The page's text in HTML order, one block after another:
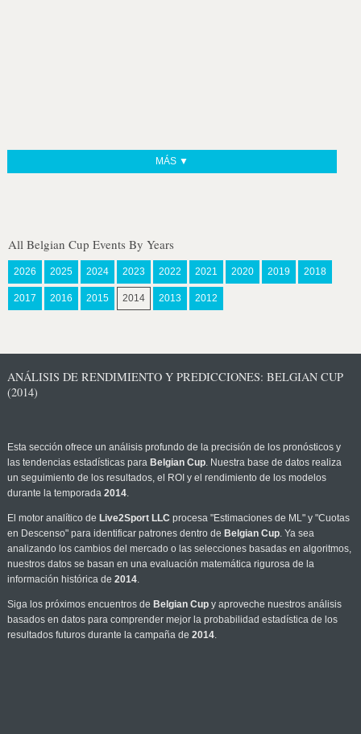
MÁS ▼
All Belgian Cup Events By Years
2026 2025 2024 2023 2022 2021 2020 2019 2018
2017 2016 2015 2014 2013 2012
ANÁLISIS DE RENDIMIENTO Y PREDICCIONES: BELGIAN CUP
(2014)
Esta sección ofrece un análisis profundo de la precisión de los pronósticos y
las tendencias estadísticas para Belgian Cup. Nuestra base de datos realiza
un seguimiento de los resultados, el ROI y el rendimiento de los modelos
durante la temporada 2014.
El motor analítico de Live2Sport LLC procesa "Estimaciones de ML" y "Cuotas
en Descenso" para identificar patrones dentro de Belgian Cup. Ya sea
analizando los cambios del mercado o las selecciones basadas en algoritmos,
nuestros datos se basan en una evaluación matemática rigurosa de la
información histórica de 2014.
Siga los próximos encuentros de Belgian Cupy aproveche nuestros análisis
basados en datos para comprender mejor la probabilidad estadística de los
resultados futuros durante la campaña de 2014.